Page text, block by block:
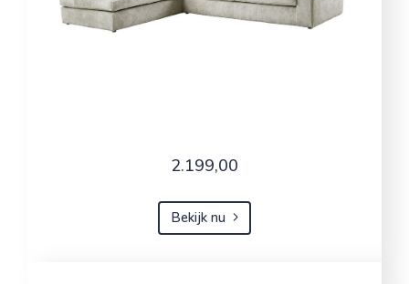
2.199,00
Bekijk nu